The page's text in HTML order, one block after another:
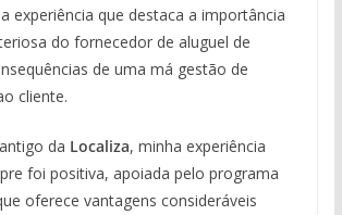
experiência que destaca a importância
do fornecedor de aluguel de
de uma má gestão de
cliente.
da Localiza, minha experiência
foi positiva, apoiada pelo programa
oferece vantagens consideráveis